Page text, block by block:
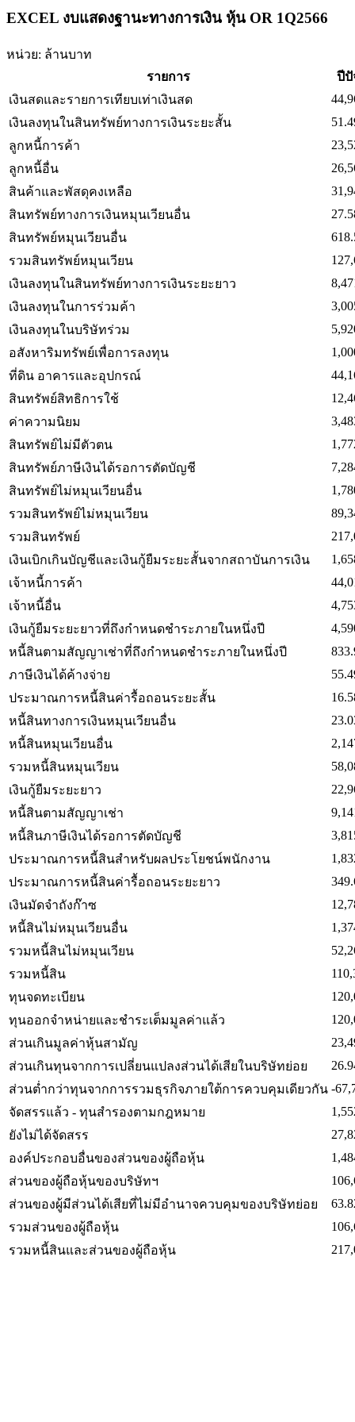
EXCEL งบแสดงฐานะทางการเงิน หุ้น OR 1Q2566
หน่วย: ล้านบาท
รายการ
ปีปั
เงินสดและรายการเทียบเท่าเงินสด
เงินลงทุนในสินทรัพย์ทางการเงินระยะสั้น
ลูกหนี้การค้า
ลูกหนี้อื่น
สินค้าและพัสดุคงเหลือ
สินทรัพย์ทางการเงินหมุนเวียนอื่น
สินทรัพย์หมุนเวียนอื่น
รวมสินทรัพย์หมุนเวียน
เงินลงทุนในสินทรัพย์ทางการเงินระยะยาว
เงินลงทุนในการร่วมค้า
เงินลงทุนในบริษัทร่วม
อสังหาริมทรัพย์เพื่อการลงทุน
ที่ดิน อาคารและอุปกรณ์
สินทรัพย์สิทธิการใช้
ค่าความนิยม
สินทรัพย์ไม่มีตัวตน
สินทรัพย์ภาษีเงินได้รอการตัดบัญชี
สินทรัพย์ไม่หมุนเวียนอื่น
รวมสินทรัพย์ไม่หมุนเวียน
รวมสินทรัพย์
เงินเบิกเกินบัญชีและเงินกู้ยืมระยะสั้นจากสถาบันการเงิน
เจ้าหนี้การค้า
เจ้าหนี้อื่น
เงินกู้ยืมระยะยาวที่ถึงกำหนดชำระภายในหนึ่งปี
หนี้สินตามสัญญาเช่าที่ถึงกำหนดชำระภายในหนึ่งปี
ภาษีเงินได้ค้างจ่าย
ประมาณการหนี้สินค่ารื้อถอนระยะสั้น
หนี้สินทางการเงินหมุนเวียนอื่น
หนี้สินหมุนเวียนอื่น
รวมหนี้สินหมุนเวียน
เงินกู้ยืมระยะยาว
หนี้สินตามสัญญาเช่า
หนี้สินภาษีเงินได้รอการตัดบัญชี
ประมาณการหนี้สินสำหรับผลประโยชน์พนักงาน
ประมาณการหนี้สินค่ารื้อถอนระยะยาว
เงินมัดจำถังก๊าซ
หนี้สินไม่หมุนเวียนอื่น
รวมหนี้สินไม่หมุนเวียน
รวมหนี้สิน
ทุนจดทะเบียน
ทุนออกจำหน่ายและชำระเต็มมูลค่าแล้ว
ส่วนเกินมูลค่าหุ้นสามัญ
ส่วนเกินทุนจากการเปลี่ยนแปลงส่วนได้เสียในบริษัทย่อย
ส่วนต่ำกว่าทุนจากการรวมธุรกิจภายใต้การควบคุมเดียวกัน -
จัดสรรแล้ว - ทุนสำรองตามกฎหมาย
ยังไม่ได้จัดสรร
องค์ประกอบอื่นของส่วนของผู้ถือหุ้น
ส่วนของผู้ถือหุ้นของบริษัทฯ
ส่วนของผู้มีส่วนได้เสียที่ไม่มีอำนาจควบคุมของบริษัทย่อย
รวมส่วนของผู้ถือหุ้น
รวมหนี้สินและส่วนของผู้ถือหุ้น